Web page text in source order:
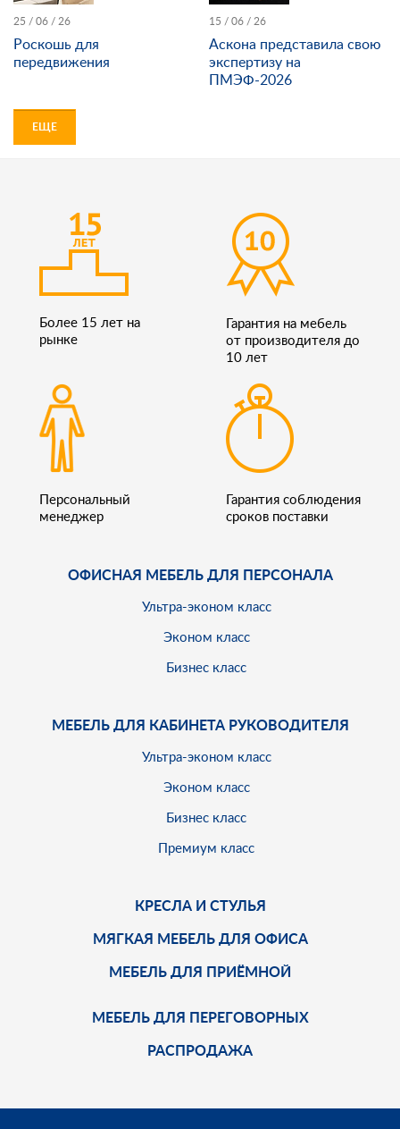
25 / 06 / 26
Роскошь для
передвижения
15 / 06 / 26
Аскона представила свою
экспертизу на
ПМЭФ-2026
ЕЩЕ
Более 15 лет на
рынке
Гарантия на мебель
от производителя до
10 лет
Персональный
менеджер
Гарантия соблюдения
сроков поставки
ОФИСНАЯ МЕБЕЛЬ ДЛЯ ПЕРСОНАЛА
Ультра-эконом класс
Эконом класс
Бизнес класс
МЕБЕЛЬ ДЛЯ КАБИНЕТА РУКОВОДИТЕЛЯ
Ультра-эконом класс
Эконом класс
Бизнес класс
Премиум класс
КРЕСЛА И СТУЛЬЯ
МЯГКАЯ МЕБЕЛЬ ДЛЯ ОФИСА
МЕБЕЛЬ ДЛЯ ПРИЁМНОЙ
МЕБЕЛЬ ДЛЯ ПЕРЕГОВОРНЫХ
РАСПРОДАЖА